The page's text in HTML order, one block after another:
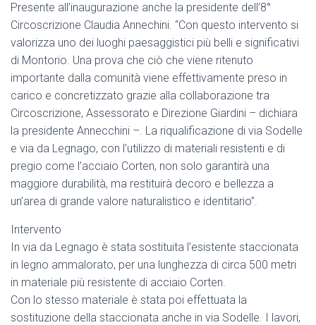
Presente all’inaugurazione anche la presidente dell’8°
Circoscrizione Claudia Annechini. “Con questo intervento si
valorizza uno dei luoghi paesaggistici più belli e significativi
di Montorio. Una prova che ciò che viene ritenuto
importante dalla comunità viene effettivamente preso in
carico e concretizzato grazie alla collaborazione tra
Circoscrizione, Assessorato e Direzione Giardini – dichiara
la presidente Annecchini –. La riqualificazione di via Sodelle
e via da Legnago, con l’utilizzo di materiali resistenti e di
pregio come l’acciaio Corten, non solo garantirà una
maggiore durabilità, ma restituirà decoro e bellezza a
un’area di grande valore naturalistico e identitario”.
Intervento
In via da Legnago è stata sostituita l’esistente staccionata
in legno ammalorato, per una lunghezza di circa 500 metri
in materiale più resistente di acciaio Corten.
Con lo stesso materiale è stata poi effettuata la
sostituzione della staccionata anche in via Sodelle. I lavori,